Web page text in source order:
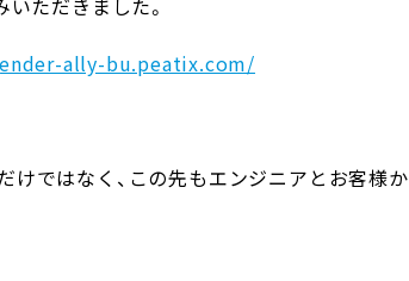
ただきました。
ally-bu.peatix.com/
けではなく、この先もエンジニアとお客様